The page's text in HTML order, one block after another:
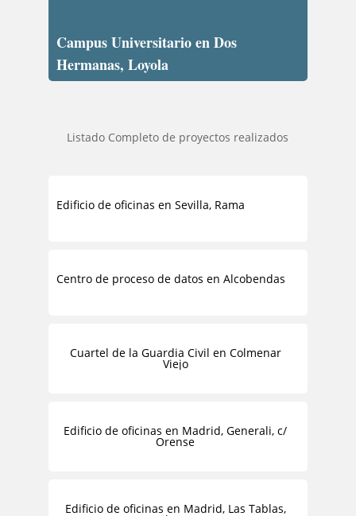
Campus Universitario en Dos
Hermanas, Loyola
Listado Completo de proyectos realizados
Edificio de oficinas en Sevilla, Rama
Centro de proceso de datos en Alcobendas
Cuartel de la Guardia Civil en Colmenar
Viejo
Edificio de oficinas en Madrid, Generali, c/
Orense
Edificio de oficinas en Madrid, Las Tablas,